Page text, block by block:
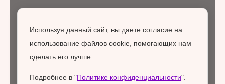
Используя данный сайт, вы даете согласие на
использование файлов cookie, помогающих нам
сделать его лучше.
Подробнее в "Политике конфиденциальности".